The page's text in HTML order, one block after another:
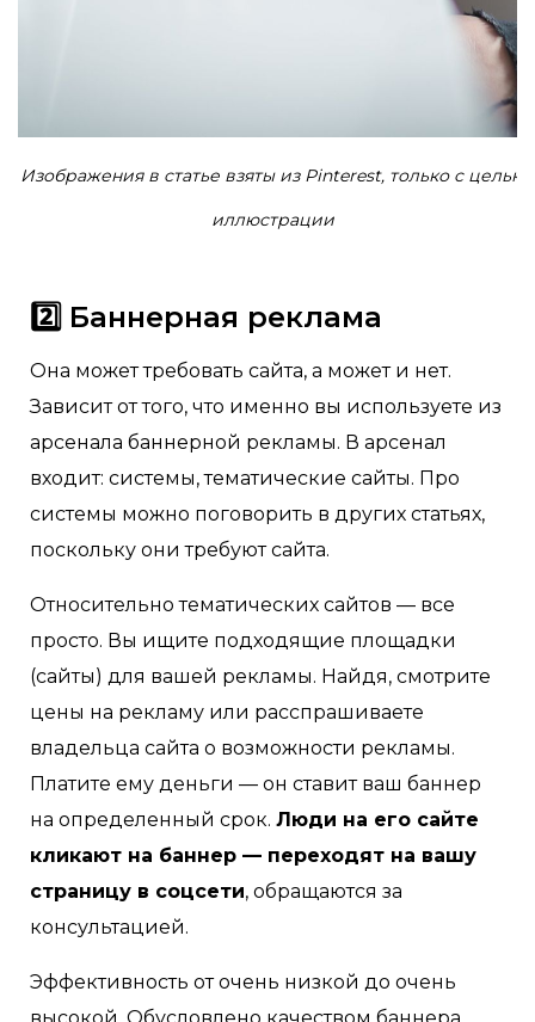
Изображения в статье взяты из Pinterest, только с целью
иллюстрации
2️⃣ Баннерная реклама
Она может требовать сайта, а может и нет.
Зависит от того, что именно вы используете из
арсенала баннерной рекламы. В арсенал
входит: системы, тематические сайты. Про
системы можно поговорить в других статьях,
поскольку они требуют сайта.
Относительно тематических сайтов — все
просто. Вы ищите подходящие площадки
(сайты) для вашей рекламы. Найдя, смотрите
цены на рекламу или расспрашиваете
владельца сайта о возможности рекламы.
Платите ему деньги — он ставит ваш баннер
на определенный срок. Люди на его сайте
кликают на баннер — переходят на вашу
страницу в соцсети, обращаются за
консультацией.
Эффективность от очень низкой до очень
высокой. Обусловлено качеством баннера